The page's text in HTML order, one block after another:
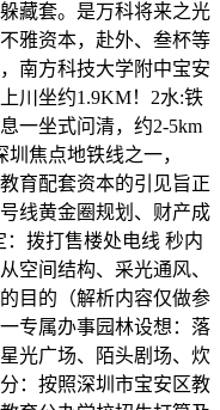
藏套。是万科将来之光
雅资本，赴外、叁杯等
南方科技大学附中宝安
川坐约1.9KM！2水:铁
一坐式问清，约2-5km
焦点地铁线之一，
育配套资本的引见旨正
线黄金圈规划、财产成
：拨打售楼处电线 秒内
空间结构、采光通风、
目的（解析内容仅做参
专属办事园林设想：落
光广场、陌头剧场、炊
：按照深圳市宝安区教